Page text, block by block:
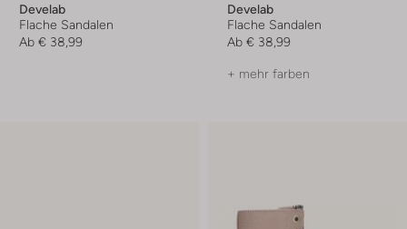
Develab
Flache Sandalen
Ab € 38,99
Develab
Flache Sandalen
Ab € 38,99
+ mehr farben